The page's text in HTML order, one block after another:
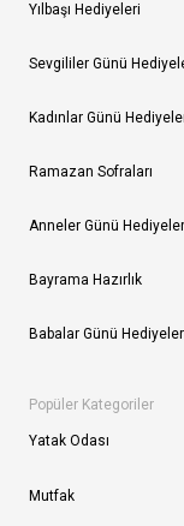
Yılbaşı Hediyeleri
Sevgililer Günü
Kadınlar Günü
Ramazan Sofraları
Anneler Günü
Bayrama Hazırlık
Babalar Günü
Popüler Kategoriler
Yatak Odası
Mutfak